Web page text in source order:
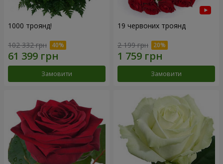
1000 троянд!
102 332 грн
Замовити
19 червоних троянд
2 199 грн
Замовити